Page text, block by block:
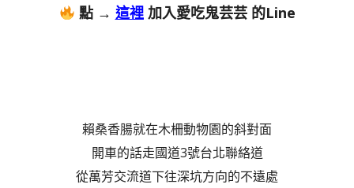
點 → 這裡加入愛吃鬼芸芸 的Line
賴桑香腸就在木柵動物園的斜對面
開車的話走國道3號台北聯絡道
從萬芳交流道下往深坑方向的不遠處